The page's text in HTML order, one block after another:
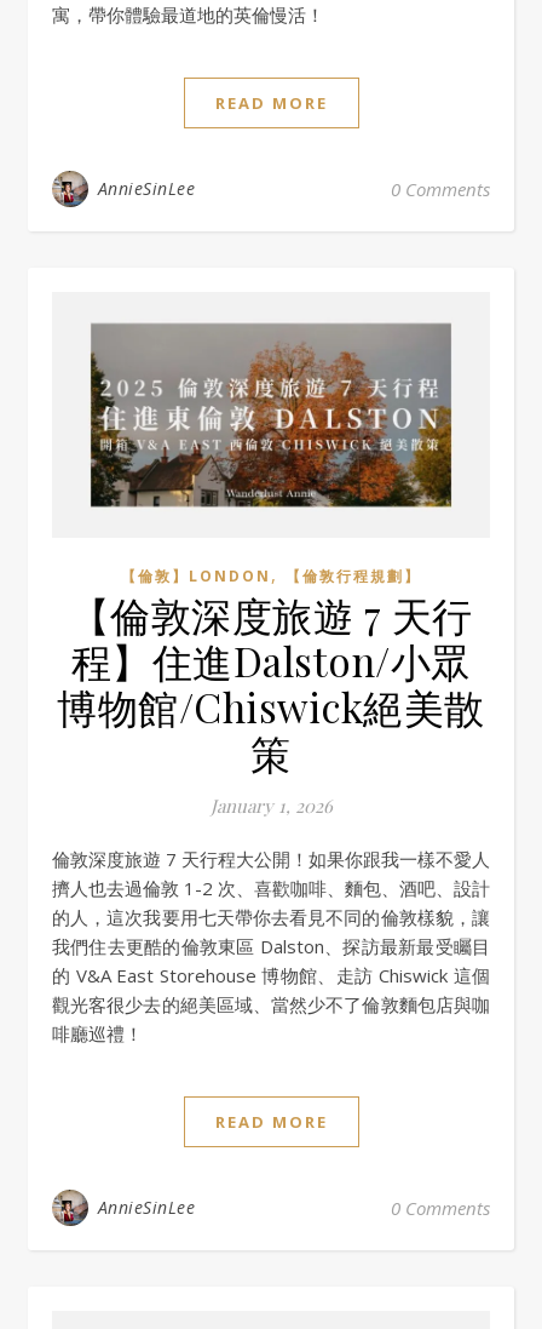
寓，帶你體驗最道地的英倫慢活！
READ MORE
AnnieSinLee 0 Comments
【倫敦】LONDON , 【倫敦行程規劃】
【倫敦深度旅遊 7 天行
程】住進Dalston/小眾
博物館/Chiswick絕美散
策
January 1, 2026
倫敦深度旅遊 7 天行程大公開！如果你跟我一樣不愛人
擠人也去過倫敦 1-2 次、喜歡咖啡、麵包、酒吧、設計
的人，這次我要用七天帶你去看見不同的倫敦樣貌，讓
我們住去更酷的倫敦東區 Dalston、探訪最新最受矚目
的 V&A East Storehouse 博物館、走訪 Chiswick 這個
觀光客很少去的絕美區域、當然少不了倫敦麵包店與咖
啡廳巡禮！
READ MORE
AnnieSinLee 0 Comments